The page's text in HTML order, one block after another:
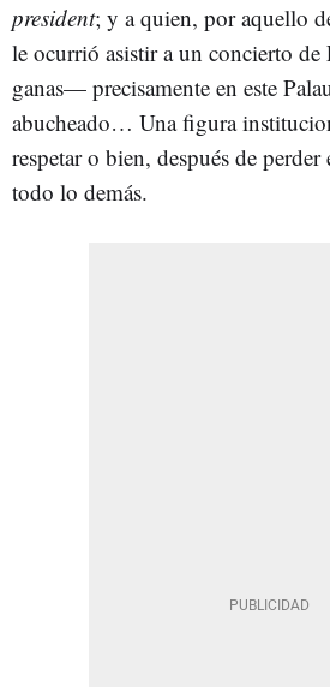
president; y a quien, por aquello
le ocurrió asistir a un concierto
ganas— precisamente en este
abucheado… Una figura
respetar o bien, después de perder
todo lo demás.